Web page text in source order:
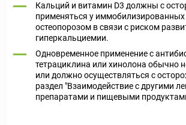
Кальций и витамин D3 должны с
применяться у иммобилизированных
остеопорозом в связи с риском
гиперкальциемии.
Одновременное применение с
тетрациклина или хинолона обычно
или должно осуществляться с
раздел "Взаимодействие с другими
препаратами и пищевыми